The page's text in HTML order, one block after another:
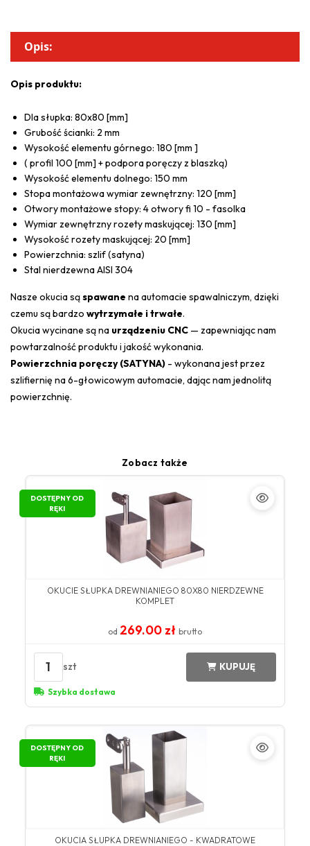
Opis:
Opis produktu:
Dla słupka: 80x80 [mm]
Grubość ścianki: 2 mm
Wysokość elementu górnego: 180 [mm ]
( profil 100 [mm] + podpora poręczy z blaszką)
Wysokość elementu dolnego: 150 mm
Stopa montażowa wymiar zewnętrzny: 120 [mm]
Otwory montażowe stopy: 4 otwory fi 10 - fasolka
Wymiar zewnętrzny rozety maskującej: 130 [mm]
Wysokość rozety maskującej: 20 [mm]
Powierzchnia: szlif (satyna)
Stal nierdzewna AISI 304
Nasze okucia sąspawane na automacie spawalniczym, dzięki
czemu są bardzo wytrzymałe i trwałe.
Okucia wycinane są na urządzeniu CNC — zapewniając nam
powtarzalność produktu i jakość wykonania.
Powierzchnia poręczy (SATYNA) - wykonana jest przez
szlifiernię na 6-głowicowym automacie, dając nam jednolitą
powierzchnię.
Zobacz także
DOSTĘPNY OD
RĘKI
OKUCIE SŁUPKA DREWNIANIEGO 80X80 NIERDZEWNE
KOMPLET
od 269.00 zł brutto
1 szt KUPUJĘ
Szybka dostawa
DOSTĘPNY OD
RĘKI
OKUCIA SŁUPKA DREWNIANIEGO - KWADRATOWE